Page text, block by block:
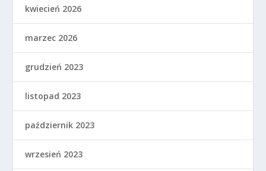
kwiecień 2026
marzec 2026
grudzień 2023
listopad 2023
październik 2023
wrzesień 2023